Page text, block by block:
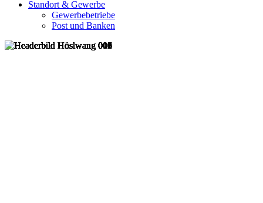
Standort & Gewerbe
Gewerbebetriebe
Post und Banken